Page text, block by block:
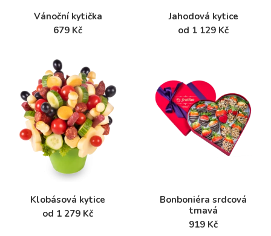
Vánoční kytička
679 Kč
Jahodová kytice
od 1 129 Kč
Klobásová kytice
od 1 279 Kč
Bonboniéra srdcová
tmavá
919 Kč